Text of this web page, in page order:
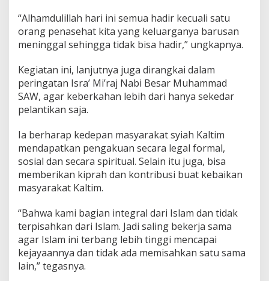
“Alhamdulillah hari ini semua hadir kecuali satu
orang penasehat kita yang keluarganya barusan
meninggal sehingga tidak bisa hadir,” ungkapnya.
Kegiatan ini, lanjutnya juga dirangkai dalam
peringatan Isra’ Mi’raj Nabi Besar Muhammad
SAW, agar keberkahan lebih dari hanya sekedar
pelantikan saja.
Ia berharap kedepan masyarakat syiah Kaltim
mendapatkan pengakuan secara legal formal,
sosial dan secara spiritual. Selain itu juga, bisa
memberikan kiprah dan kontribusi buat kebaikan
masyarakat Kaltim.
“Bahwa kami bagian integral dari Islam dan tidak
terpisahkan dari Islam. Jadi saling bekerja sama
agar Islam ini terbang lebih tinggi mencapai
kejayaannya dan tidak ada memisahkan satu sama
lain,” tegasnya.